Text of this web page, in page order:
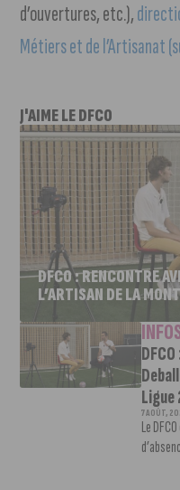
d’ouvertures, etc.),
Métiers et de l’Artisanat
J'AIME LE DFCO
DFCO : RENCONTRE
L’ARTISAN DE LA
Ligue
7 AOÛT,
Le